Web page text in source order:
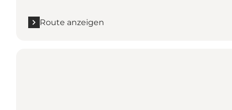
Route anzeigen